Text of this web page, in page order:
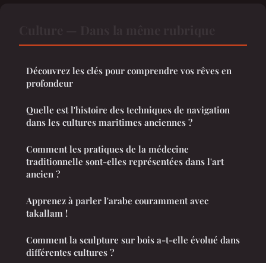
Découvrez les clés pour comprendre vos rêves en
profondeur
Quelle est l'histoire des techniques de navigation
dans les cultures maritimes anciennes ?
Comment les pratiques de la médecine
traditionnelle sont-elles représentées dans l'art
ancien ?
Apprenez à parler l'arabe couramment avec
takallam !
Comment la sculpture sur bois a-t-elle évolué dans
différentes cultures ?